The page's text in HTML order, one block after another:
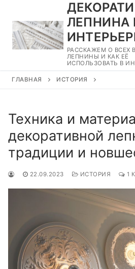
содержимому
ЛЕПНИНА
РАССКАЖЕМ О ВСЕХ
ЛЕПНИНЫ И КАК ЕЁ
ИСПОЛЬЗОВАТЬ В
ГЛАВНАЯ ИСТОРИЯ
Техника и
декоративной
традиции и
22.09.2023 ИСТОРИЯ 1